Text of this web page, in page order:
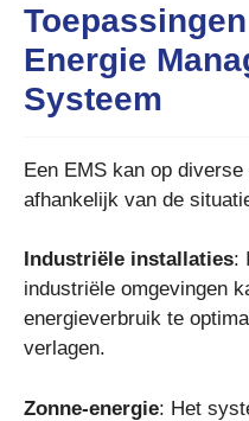
Energie
Systeem
Een EMS kan op
afhankelijk van de
Industriële installaties:
industriële omgevingen
energieverbruik te
verlagen.
Zonne-energie: Het